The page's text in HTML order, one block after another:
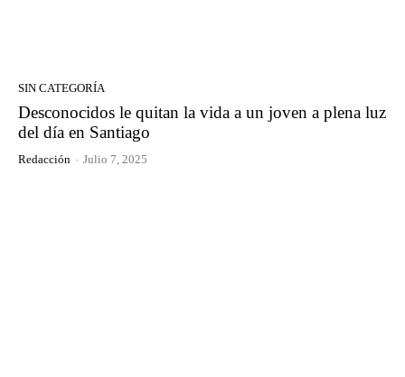
SIN CATEGORÍA
Desconocidos le quitan la vida a un joven a plena luz
del día en Santiago
Redacción - Julio 7, 2025